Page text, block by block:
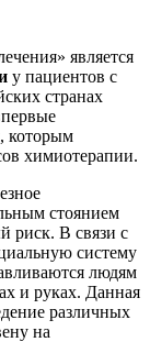
является
у пациентов с
странах
которым
химиотерапии.
стоянием
риск. В связи с
систему
людям
и руках. Данная
различных
на